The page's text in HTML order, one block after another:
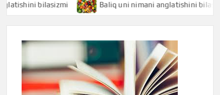
bilasizmi Baliq uni nimani anglatishini bilasizmi